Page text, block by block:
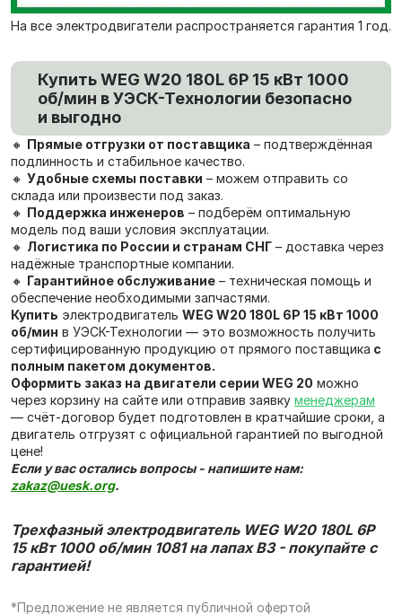
На все электродвигатели распространяется гарантия 1 год.
Купить WEG W20 180L 6P 15 кВт 1000
об/мин в УЭСК-Технологии безопасно
и выгодно
🔸 Прямые отгрузки от поставщика – подтверждённая
подлинность и стабильное качество.
🔸 Удобные схемы поставки – можем отправить со
склада или произвести под заказ.
🔸 Поддержка инженеров – подберём оптимальную
модель под ваши условия эксплуатации.
🔸 Логистика по России и странам СНГ – доставка через
надёжные транспортные компании.
🔸 Гарантийное обслуживание – техническая помощь и
обеспечение необходимыми запчастями.
Купить электродвигатель WEG W20 180L 6P 15 кВт 1000
об/мин в УЭСК-Технологии — это возможность получить
сертифицированную продукцию от прямого поставщика с
полным пакетом документов.
Оформить заказ на двигатели серии WEG 20 можно
через корзину на сайте или отправив заявку менеджерам
— счёт‑договор будет подготовлен в кратчайшие сроки, а
двигатель отгрузят с официальной гарантией по выгодной
цене!
Если у вас остались вопросы - напишите нам:
zakaz@uesk.org.
Трехфазный электродвигатель WEG W20 180L 6P
15 кВт 1000 об/мин 1081 на лапах В3 - покупайте с
гарантией!
*Предложение не является публичной офертой